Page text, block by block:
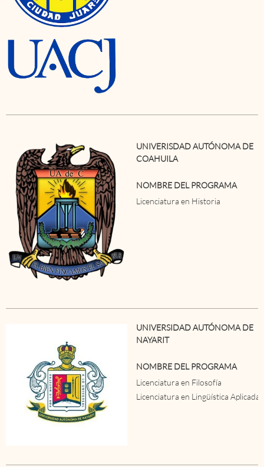
UNIVERISDAD AUTÓNOMA DE
COAHUILA
NOMBRE DEL PROGRAMA
Licenciatura en Historia
UNIVERSIDAD AUTÓNOMA DE
NAYARIT
NOMBRE DEL PROGRAMA
Licenciatura en Filosofía
Licenciatura en Lingüística Aplicada